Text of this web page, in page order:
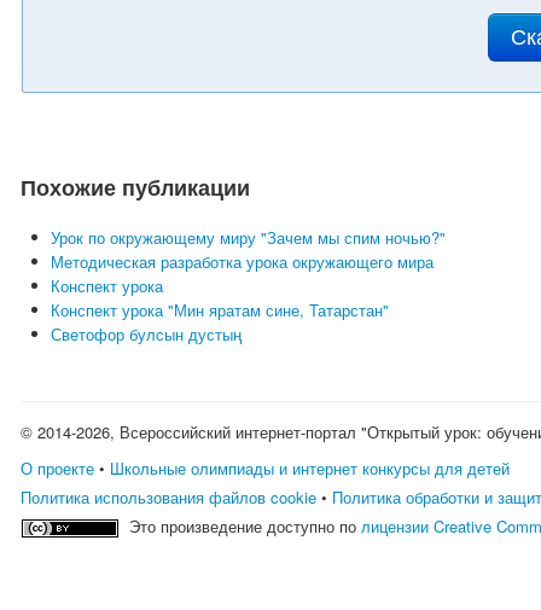
Похожие публикации
Урок по окружающему миру "Зачем мы спим ночью?"
Методическая разработка урока окружающего мира
Конспект урока
Конспект урока "Мин яратам сине, Татарстан"
Светофор булсын дустың
© 2014-2026, Всероссийский интернет-портал "Открытый урок:
О проекте • Школьные олимпиады и интернет конкурсы для детей
Политика использования файлов cookie • Политика обработки и
Это произведение доступно полицензии Creative